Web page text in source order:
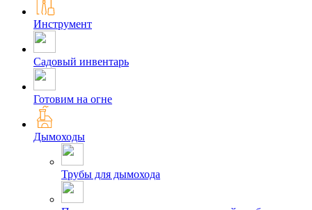
Инструмент
Садовый инвентарь
Готовим на огне
Дымоходы
Трубы для дымохода